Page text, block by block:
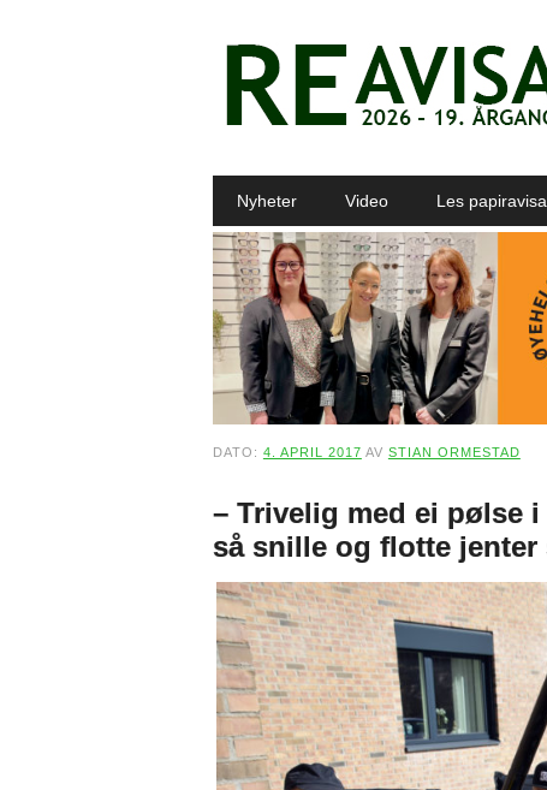
Main menu
Nyheter Video Les papiravisa
DATO: 4. APRIL 2017 AV STIAN ORMESTAD
– Trivelig med ei pølse
så snille og flotte